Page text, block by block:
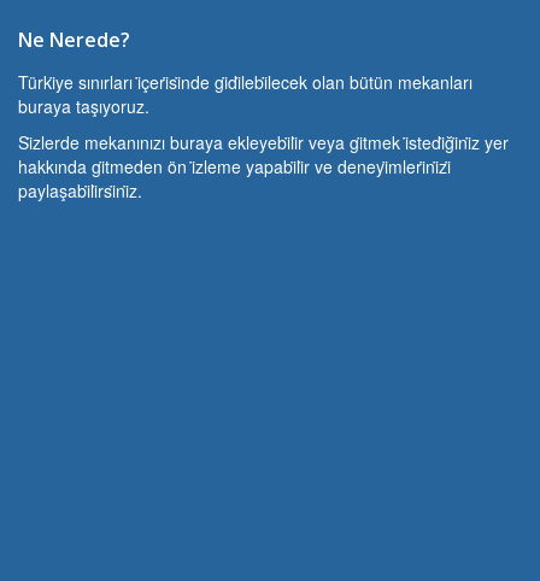
Ne Nerede?
Türki̇ye sınırları i̇çeri̇si̇nde gi̇di̇lebi̇lecek olan bütün mekanları
buraya taşıyoruz.
Si̇zlerde mekanınızı buraya ekleyebi̇li̇r veya gi̇tmek i̇stedi̇ği̇ni̇z yer
hakkında gi̇tmeden ön i̇zleme yapabi̇li̇r ve deneyi̇mleri̇ni̇zi̇
paylaşabi̇li̇rsi̇ni̇z.